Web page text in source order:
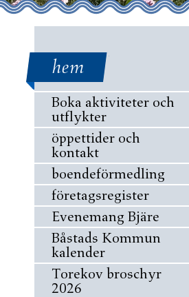
hem
Boka aktiviteter och
utflykter
öppettider och
kontakt
boendeförmedling
företagsregister
Evenemang Bjäre
Båstads Kommun
kalender
Torekov broschyr
2026